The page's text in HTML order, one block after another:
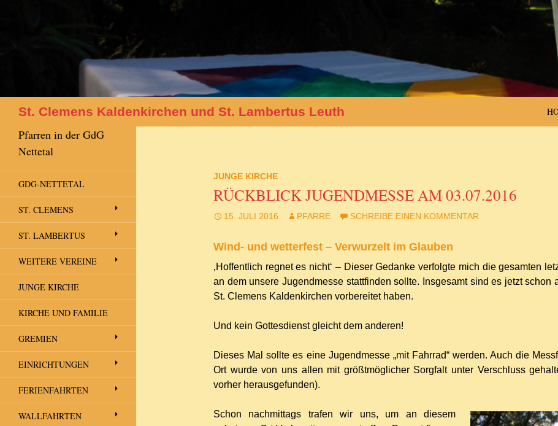
St. Clemens Kaldenkirchen und St. Lambertus Leuth
JUNGE KIRCHE
RÜCKBLICK JUGENDMESSE AM 03.07.2016
15. JULI 2016 PFARRE SCHREIBE EINEN KOMMENTAR
Wind- und wetterfest – Verwurzelt im Glauben
‚Hoffentlich regnet es nicht‘ – Dieser Gedanke verfolgte mich die gesamten
an dem unsere Jugendmesse stattfinden sollte. Insgesamt sind es jetzt
St. Clemens Kaldenkirchen vorbereitet haben.
Und kein Gottesdienst gleicht dem anderen!
Dieses Mal sollte es eine Jugendmesse „mit Fahrrad“ werden. Auch die
Ort wurde von uns allen mit größtmöglicher Sorgfalt unter Verschluss
vorher herausgefunden).
Schon nachmittags trafen wir uns, um an diesem
Pfarren in der GdG
Nettetal
GDG-NETTETAL
ST. CLEMENS
ST. LAMBERTUS
WEITERE VEREINE
JUNGE KIRCHE
KIRCHE UND FAMILIE
GREMIEN
EINRICHTUNGEN
FERIENFAHRTEN
WALLFAHRTEN